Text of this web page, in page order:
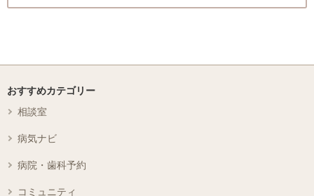
おすすめカテゴリー
相談室
病気ナビ
病院・歯科予約
コミュニティ